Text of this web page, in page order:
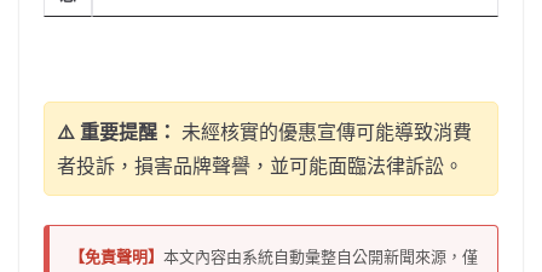
⚠️ 重要提醒： 未經核實的優惠宣傳可能導致消費
者投訴，損害品牌聲譽，並可能面臨法律訴訟。
【免責聲明】 本文內容由系統自動彙整自公開新聞來源，僅